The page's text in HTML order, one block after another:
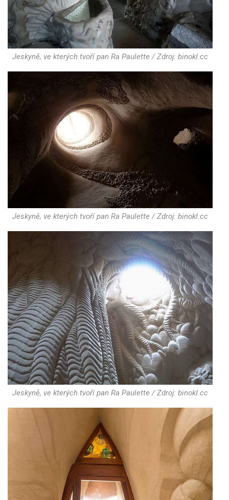
Jeskyně, ve kterých tvoří pan Ra Paulette / Zdroj: binokl.cc
Jeskyně, ve kterých tvoří pan Ra Paulette / Zdroj: binokl.cc
Jeskyně, ve kterých tvoří pan Ra Paulette / Zdroj: binokl.cc